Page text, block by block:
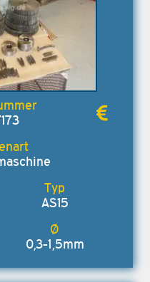
AS15
0,3-1,5mm